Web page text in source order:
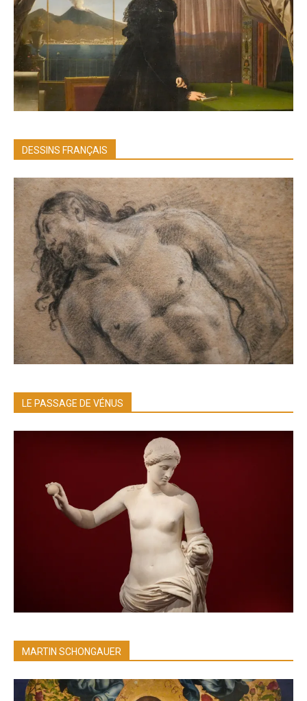
DESSINS FRANÇAIS
LE PASSAGE DE VÉNUS
MARTIN SCHONGAUER